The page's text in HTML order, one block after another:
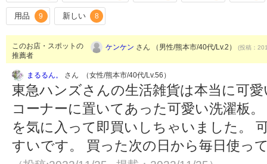
用品 9 新しい 8
このお店・スポットの
推薦者
ケンケン さん （男性/熊本市/40代/Lv.2） (投稿：
まるるん。 さん （女性/熊本市/40代/Lv.56）
東急ハンズさんの生活雑貨は本当に可
コーナーに置いてあった可愛い洗濯板
を気に入って即買いしちゃいました。
すいです。 買った次の日から毎日使っ